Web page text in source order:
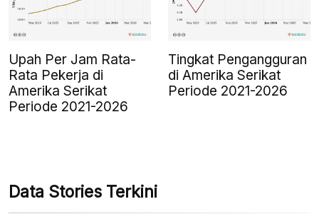
Upah Per Jam Rata-
Rata Pekerja di
Amerika Serikat
Periode 2021-2026
Tingkat Pengangguran
di Amerika Serikat
Periode 2021-2026
Data Stories Terkini